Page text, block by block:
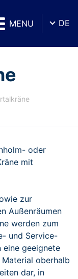
MENU DE
oder
mit
zur
Außenräumen
werden zum
und Service-
eine geeignete
oberhalb
dar, in